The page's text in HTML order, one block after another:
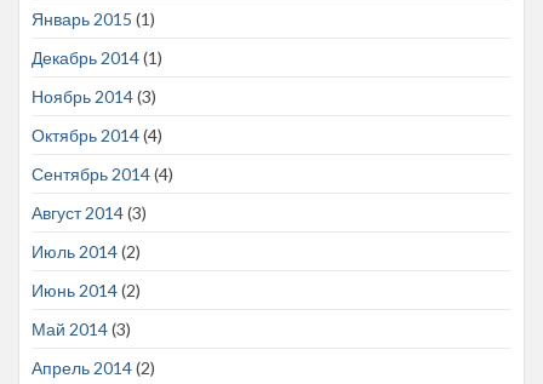
Январь 2015 (1)
Декабрь 2014(1)
Ноябрь 2014(3)
Октябрь 2014(4)
Сентябрь 2014(4)
Август 2014(3)
Июль 2014(2)
Июнь 2014(2)
Май 2014(3)
Апрель 2014(2)